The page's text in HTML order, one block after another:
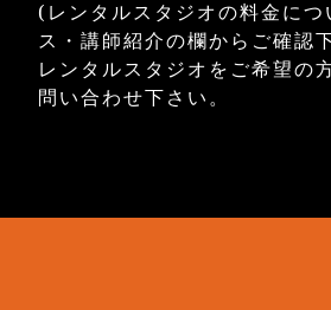
(レンタルスタジオの料金につ
ス・講師紹介の欄からご確認
レンタルスタジオをご希望の
問い合わせ下さい。